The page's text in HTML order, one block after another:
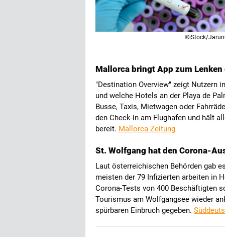
©iStock/
Mallorca bringt App zum
"Destination Overview" zeigt Nutzern
und welche Hotels an der Playa de
Busse, Taxis, Mietwagen oder
den Check-in am Flughafen und hält
bereit. Mallorca Zeitung
St. Wolfgang hat den Corona-
Laut österreichischen Behörden gab
meisten der 79 Infizierten arbeiten in
Corona-Tests von 400 Beschäftigten
Tourismus am Wolfgangsee wieder
spürbaren Einbruch gegeben.